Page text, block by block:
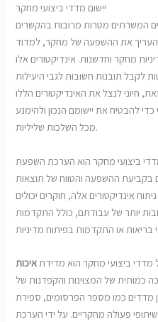
יישום מדדי ביצועי מחקר
המשרתים מטרות מרובות בהקשרים
להעריך את ההשפעה של מחקר, למדוד
מחקר וחדשנות. אינדיקטורים אלו
לקבל תובנות חשובות לגבי היעילות
חיוני לנצל את האינדיקטורים הללו
להבטיח את יישומם הנכון ולהימנע
מכל השלכות שליליות.
ביצועי מחקר הוא הערכת השפעת
בקביעת ההשפעה והטווח של תוצאות
אינדיקטורים אלה, חוקרים יכולים
יותר של עבודתם, כולל התקדמות
מדדי ביצועי מחקר הוא מדידתאיכות
כמותית של המצוינות והקפדנות של
מדדים כמו מספר הפרסומים, ספירת
פעולה מחקריים. על ידי הערכת